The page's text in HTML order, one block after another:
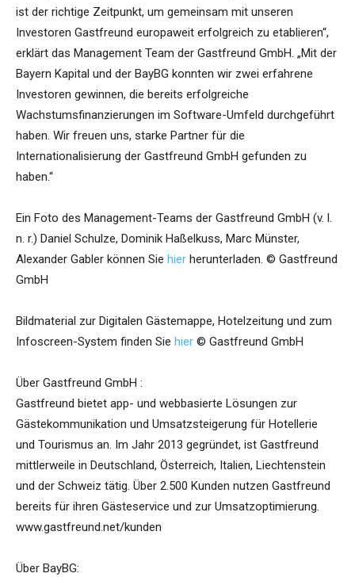
ist der richtige Zeitpunkt, um gemeinsam mit unseren
Investoren Gastfreund europaweit erfolgreich zu etablieren“,
erklärt das Management Team der Gastfreund GmbH. „Mit der
Bayern Kapital und der BayBG konnten wir zwei erfahrene
Investoren gewinnen, die bereits erfolgreiche
Wachstumsfinanzierungen im Software-Umfeld durchgeführt
haben. Wir freuen uns, starke Partner für die
Internationalisierung der Gastfreund GmbH gefunden zu
haben.“
Ein Foto des Management-Teams der Gastfreund GmbH (v. l.
n. r.) Daniel Schulze, Dominik Haßelkuss, Marc Münster,
Alexander Gabler können Sie hier herunterladen. © Gastfreund
GmbH
Bildmaterial zur Digitalen Gästemappe, Hotelzeitung und zum
Infoscreen-System finden Sie hier © Gastfreund GmbH
Über Gastfreund GmbH :
Gastfreund bietet app- und webbasierte Lösungen zur
Gästekommunikation und Umsatzsteigerung für Hotellerie
und Tourismus an. Im Jahr 2013 gegründet, ist Gastfreund
mittlerweile in Deutschland, Österreich, Italien, Liechtenstein
und der Schweiz tätig. Über 2.500 Kunden nutzen Gastfreund
bereits für ihren Gästeservice und zur Umsatzoptimierung.
www.gastfreund.net/kunden
Über BayBG: